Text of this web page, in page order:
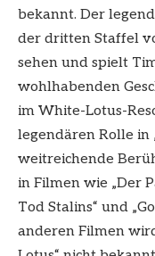
bekannt. Der
der dritten Staffel
sehen und spielt
wohlhabenden
im White-Lotus-
legendären Rolle in
weitreichende
in Filmen wie „Der
Tod Stalins“ und
anderen Filmen